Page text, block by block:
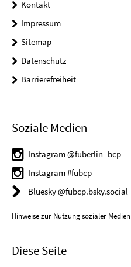
Kontakt
Impressum
Sitemap
Datenschutz
Barrierefreiheit
Soziale Medien
Instagram @fuberlin_bcp
Instagram #fubcp
Bluesky @fubcp.bsky.social
Hinweise zur Nutzung sozialer Medien
Diese Seite